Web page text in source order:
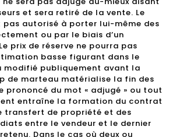
et sera retiré de la vente. Le
pas autorisé à porter lui-même des
ou par le biais d’un
prix de réserve ne pourra pas
basse figurant dans le
modifié publiquement avant la
de marteau matérialise la fin des
prononcé du mot « adjugé » ou tout
entraîne la formation du contrat
transfert de propriété et des
entre le vendeur et le dernier
Dans le cas où deux ou